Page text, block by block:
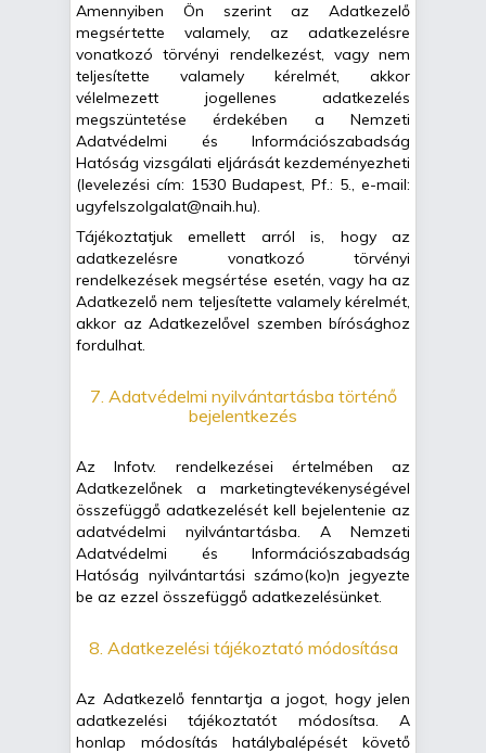
Amennyiben Ön szerint az Adatkezelő
megsértette valamely, az adatkezelésre
vonatkozó törvényi rendelkezést, vagy nem
teljesítette valamely kérelmét, akkor
vélelmezett jogellenes adatkezelés
megszüntetése érdekében a Nemzeti
Adatvédelmi és Információszabadság
Hatóság vizsgálati eljárását kezdeményezheti
(levelezési cím: 1530 Budapest, Pf.: 5., e-mail:
ugyfelszolgalat@naih.hu).
Tájékoztatjuk emellett arról is, hogy az
adatkezelésre vonatkozó törvényi
rendelkezések megsértése esetén, vagy ha az
Adatkezelő nem teljesítette valamely kérelmét,
akkor az Adatkezelővel szemben bírósághoz
fordulhat.
7. Adatvédelmi nyilvántartásba történő
bejelentkezés
Az Infotv. rendelkezései értelmében az
Adatkezelőnek a marketingtevékenységével
összefüggő adatkezelését kell bejelentenie az
adatvédelmi nyilvántartásba. A Nemzeti
Adatvédelmi és Információszabadság
Hatóság nyilvántartási számo(ko)n jegyezte
be az ezzel összefüggő adatkezelésünket.
8. Adatkezelési tájékoztató módosítása
Az Adatkezelő fenntartja a jogot, hogy jelen
adatkezelési tájékoztatót módosítsa. A
honlap módosítás hatálybalépését követő